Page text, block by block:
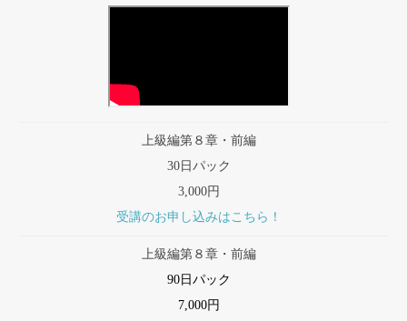
上級編第８章・前編
30日パック
3,000円
受講のお申し込みはこちら！
上級編第８章・前編
90日パック
7,000円